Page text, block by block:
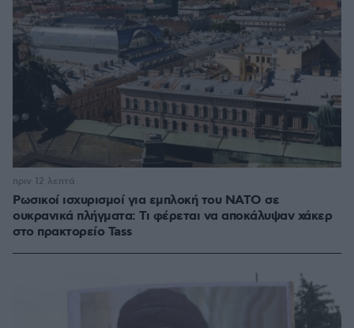
Ρωσικοί ισχυρισμοί για εμπλοκή του ΝΑΤΟ σε
ουκρανικά πλήγματα: Τι φέρεται να αποκάλυψαν χάκερ
στο πρακτορείο Tass
πριν 12 λεπτά